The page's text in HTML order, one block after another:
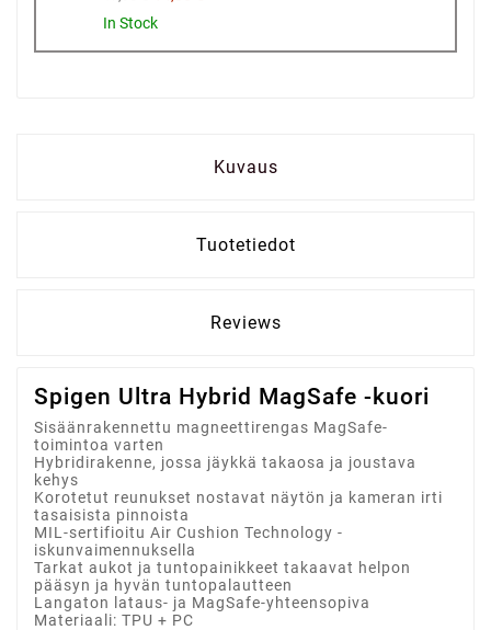
In Stock
Kuvaus
Tuotetiedot
Reviews
Spigen Ultra Hybrid MagSafe -kuori
Sisäänrakennettu magneettirengas MagSafe-
toimintoa varten
Hybridirakenne, jossa jäykkä takaosa ja joustava
kehys
Korotetut reunukset nostavat näytön ja kameran irti
tasaisista pinnoista
MIL-sertifioitu Air Cushion Technology -
iskunvaimennuksella
Tarkat aukot ja tuntopainikkeet takaavat helpon
pääsyn ja hyvän tuntopalautteen
Langaton lataus- ja MagSafe-yhteensopiva
Materiaali: TPU + PC